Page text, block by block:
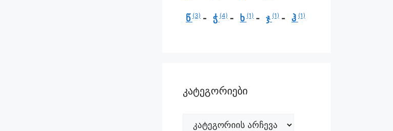
წ (3) ჭ (4) ხ (1) ჯ (1) ჰ (1)
კატეგორიები